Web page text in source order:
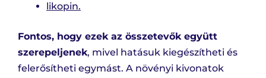
likopin.
Fontos, hogy ezek az összetevők együtt
szerepeljenek, mivel hatásuk kiegészítheti és
felerősítheti egymást. A növényi kivonatok